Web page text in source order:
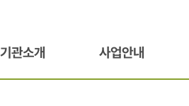
기관소개 사업안내